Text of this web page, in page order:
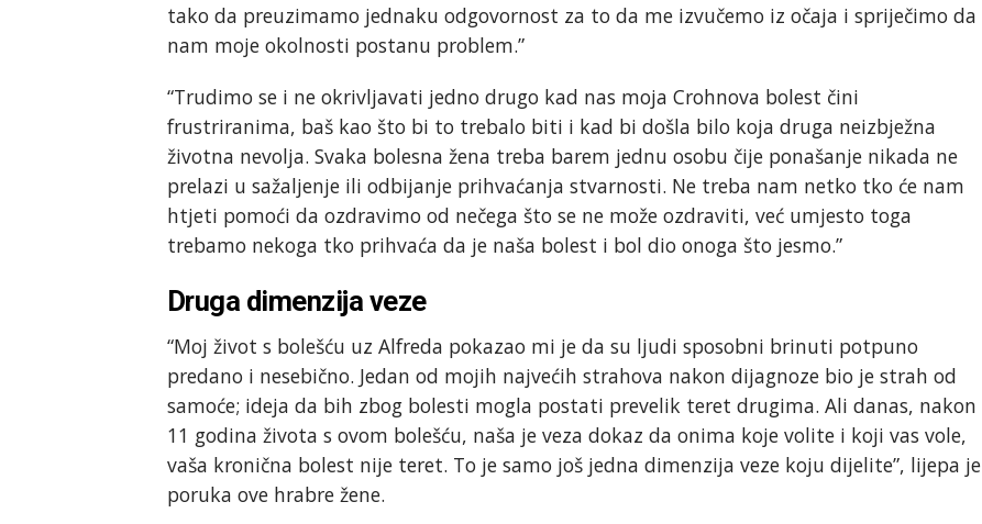
tako da preuzimamo jednaku odgovornost za to da me izvučemo iz očaja i spriječimo da
nam moje okolnosti postanu problem.”
“Trudimo se i ne okrivljavati jedno drugo kad nas moja Crohnova bolest čini
frustriranima, baš kao što bi to trebalo biti i kad bi došla bilo koja druga neizbježna
životna nevolja. Svaka bolesna žena treba barem jednu osobu čije ponašanje nikada ne
prelazi u sažaljenje ili odbijanje prihvaćanja stvarnosti. Ne treba nam netko tko će nam
htjeti pomoći da ozdravimo od nečega što se ne može ozdraviti, već umjesto toga
trebamo nekoga tko prihvaća da je naša bolest i bol dio onoga što jesmo.”
Druga dimenzija veze
“Moj život s bolešću uz Alfreda pokazao mi je da su ljudi sposobni brinuti potpuno
predano i nesebično. Jedan od mojih najvećih strahova nakon dijagnoze bio je strah od
samoće; ideja da bih zbog bolesti mogla postati prevelik teret drugima. Ali danas, nakon
11 godina života s ovom bolešću, naša je veza dokaz da onima koje volite i koji vas vole,
vaša kronična bolest nije teret. To je samo još jedna dimenzija veze koju dijelite”, lijepa je
poruka ove hrabre žene.